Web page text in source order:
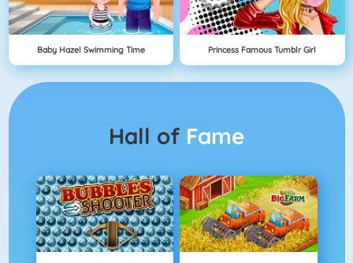
Baby Hazel Swimming Time Princess Famous Tumblr Girl
Hall of Fame